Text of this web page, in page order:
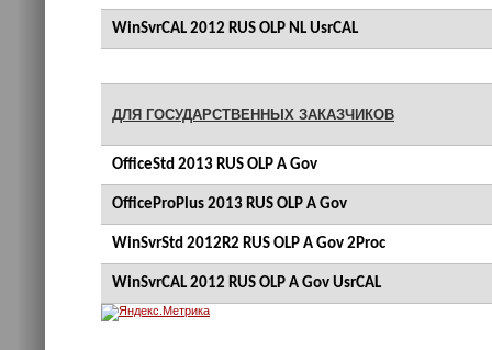
WinSvrCAL 2012 RUS OLP NL UsrCAL
ДЛЯ ГОСУДАРСТВЕННЫХ ЗАКАЗЧИКОВ
OfficeStd 2013 RUS OLP A Gov
OfficeProPlus 2013 RUS OLP A Gov
WinSvrStd 2012R2 RUS OLP A Gov 2Proc
WinSvrCAL 2012 RUS OLP A Gov UsrCAL